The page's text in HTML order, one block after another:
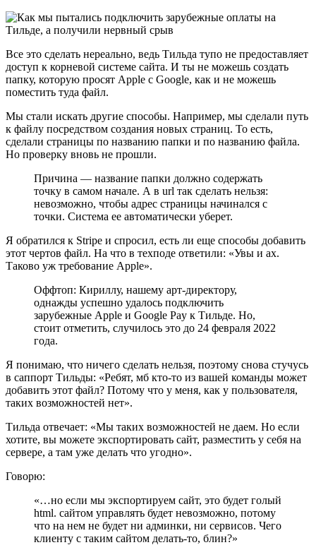
Все это сделать нереально, ведь Тильда тупо не предоставляет
доступ к корневой системе сайта. И ты не можешь создать
папку, которую просят Apple с Google, как и не можешь
поместить туда файл.
Мы стали искать другие способы. Например, мы сделали путь
к файлу посредством создания новых страниц. То есть,
сделали страницы по названию папки и по названию файла.
Но проверку вновь не прошли.
Причина — название папки должно содержать
точку в самом начале. А в url так сделать нельзя:
невозможно, чтобы адрес страницы начинался с
точки. Система ее автоматически уберет.
Я обратился к Stripe и спросил, есть ли еще способы добавить
этот чертов файл. На что в техподе ответили: «Увы и ах.
Таково уж требование Apple».
Оффтоп: Кириллу, нашему арт-директору,
однажды успешно удалось подключить
зарубежные Apple и Google Pay к Тильде. Но,
стоит отметить, случилось это до 24 февраля 2022
года.
Я понимаю, что ничего сделать нельзя, поэтому снова стучусь
в саппорт Тильды: «Ребят, мб кто-то из вашей команды может
добавить этот файл? Потому что у меня, как у пользователя,
таких возможностей нет».
Тильда отвечает: «Мы таких возможностей не даем. Но если
хотите, вы можете экспортировать сайт, разместить у себя на
сервере, а там уже делать что угодно».
Говорю:
«…но если мы экспортируем сайт, это будет голый
html. сайтом управлять будет невозможно, потому
что на нем не будет ни админки, ни сервисов. Чего
клиенту с таким сайтом делать-то, блин?»